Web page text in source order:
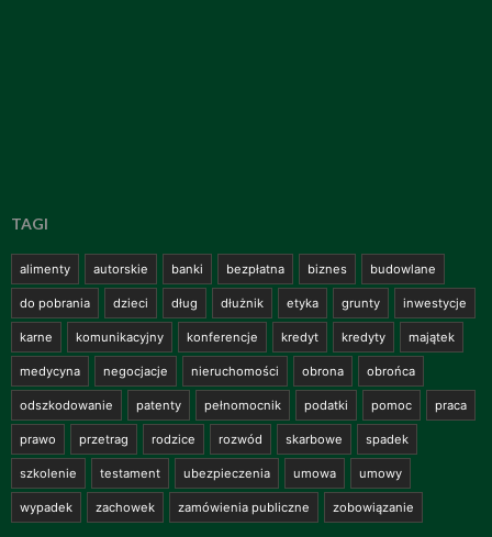
TAGI
alimenty autorskie banki bezpłatna biznes budowlane
do pobrania dzieci dług dłużnik etyka grunty inwestycje
karne komunikacyjny konferencje kredyt kredyty majątek
medycyna negocjacje nieruchomości obrona obrońca
odszkodowanie patenty pełnomocnik podatki pomoc praca
prawo przetrag rodzice rozwód skarbowe spadek
szkolenie testament ubezpieczenia umowa umowy
wypadek zachowek zamówienia publiczne zobowiązanie